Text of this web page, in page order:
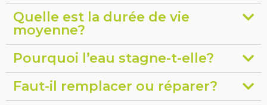
Quelle est la durée de vie
moyenne?
Pourquoi l’eau stagne-t-elle?
Faut-il remplacer ou réparer?